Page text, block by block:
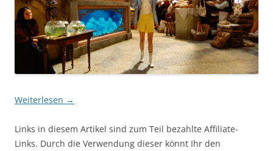
Weiterlesen →
Links in diesem Artikel sind zum Teil bezahlte Affiliate-
Links. Durch die Verwendung dieser könnt Ihr den